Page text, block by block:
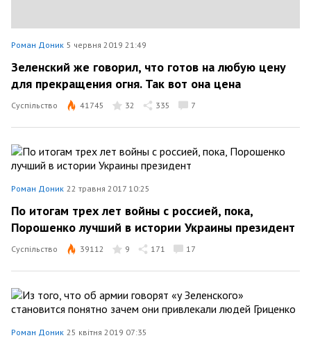
Роман Доник 5 червня 2019 21:49
Зеленский же говорил, что готов на любую цену
для прекращения огня. Так вот она цена
Суспільство 41745 32 335 7
Роман Доник 22 травня 2017 10:25
По итогам трех лет войны с россией, пока,
Порошенко лучший в истории Украины президент
Суспільство 39112 9 171 17
Роман Доник 25 квітня 2019 07:35